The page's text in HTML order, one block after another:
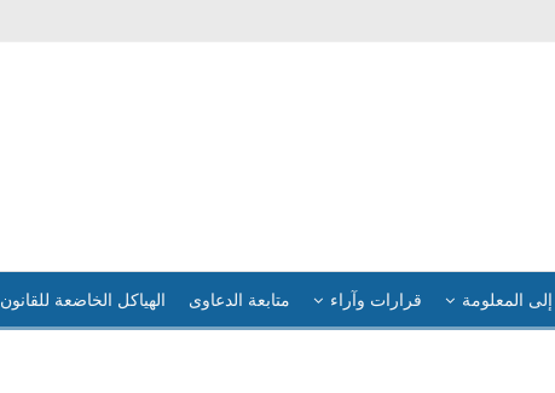
إلى المعلومة قرارات وآراء متابعة الدعاوى الهياكل الخاضعة للقانون